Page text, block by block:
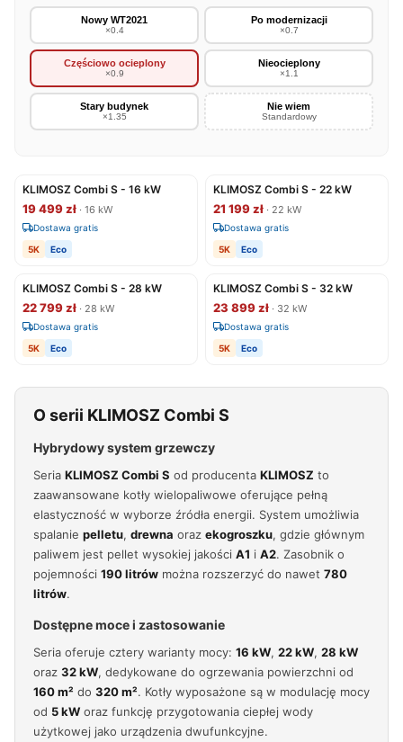
Nowy WT2021
×0.4
Po modernizacji
×0.7
Częściowo ocieplony
×0.9
Nieocieplony
×1.1
Stary budynek
×1.35
Nie wiem
Standardowy
KLIMOSZ Combi S - 16 kW
19 499 zł · 16 kW
Dostawa gratis
5K
Eco
KLIMOSZ Combi S - 22 kW
21 199 zł · 22 kW
Dostawa gratis
5K
Eco
KLIMOSZ Combi S - 28 kW
22 799 zł · 28 kW
Dostawa gratis
5K
Eco
KLIMOSZ Combi S - 32 kW
23 899 zł · 32 kW
Dostawa gratis
5K
Eco
O serii KLIMOSZ Combi S
Hybrydowy system grzewczy
Seria KLIMOSZ Combi S od producenta KLIMOSZ to
zaawansowane kotły wielopaliwowe oferujące pełną
elastyczność w wyborze źródła energii. System umożliwia
spalanie pelletu, drewna oraz ekogroszku, gdzie głównym
paliwem jest pellet wysokiej jakości A1 i A2. Zasobnik o
pojemności 190 litrów można rozszerzyć do nawet 780
litrów.
Dostępne moce i zastosowanie
Seria oferuje cztery warianty mocy: 16 kW, 22 kW, 28 kW
oraz 32 kW, dedykowane do ogrzewania powierzchni od
160 m² do 320 m². Kotły wyposażone są w modulację mocy
od 5 kW oraz funkcję przygotowania ciepłej wody
użytkowej jako urządzenia dwufunkcyjne.